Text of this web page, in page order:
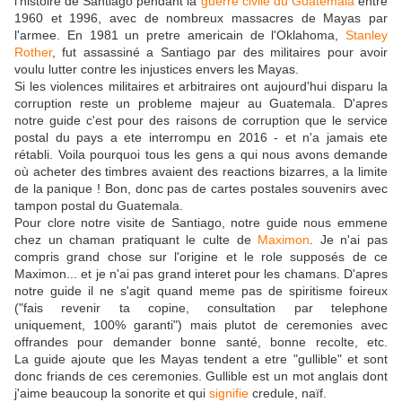
1960 et 1996, avec de nombreux massacres de Mayas par
l'armee. En 1981 un pretre americain de l'Oklahoma, Stanley
Rother, fut assassiné a Santiago par des militaires pour avoir
voulu lutter contre les injustices envers les Mayas.
Si les violences militaires et arbitraires ont aujourd'hui disparu la
corruption reste un probleme majeur au Guatemala. D'apres
notre guide c'est pour des raisons de corruption que le service
postal du pays a ete interrompu en 2016 - et n'a jamais ete
rétabli. Voila pourquoi tous les gens a qui nous avons demande
où acheter des timbres avaient des reactions bizarres, a la limite
de la panique ! Bon, donc pas de cartes postales souvenirs avec
tampon postal du Guatemala.
Pour clore notre visite de Santiago, notre guide nous emmene
chez un chaman pratiquant le culte de Maximon . Je n'ai pas
compris grand chose sur l'origine et le role supposés de ce
Maximon... et je n'ai pas grand interet pour les chamans. D'apres
notre guide il ne s'agit quand meme pas de spiritisme foireux
("fais revenir ta copine, consultation par telephone
uniquement, 100% garanti") mais plutot de ceremonies avec
offrandes pour demander bonne santé, bonne recolte, etc.
La guide ajoute que les Mayas tendent a etre "gullible" et sont
donc friands de ces ceremonies. Gullible est un mot anglais dont
j'aime beaucoup la sonorite et qui signifie credule, naïf.